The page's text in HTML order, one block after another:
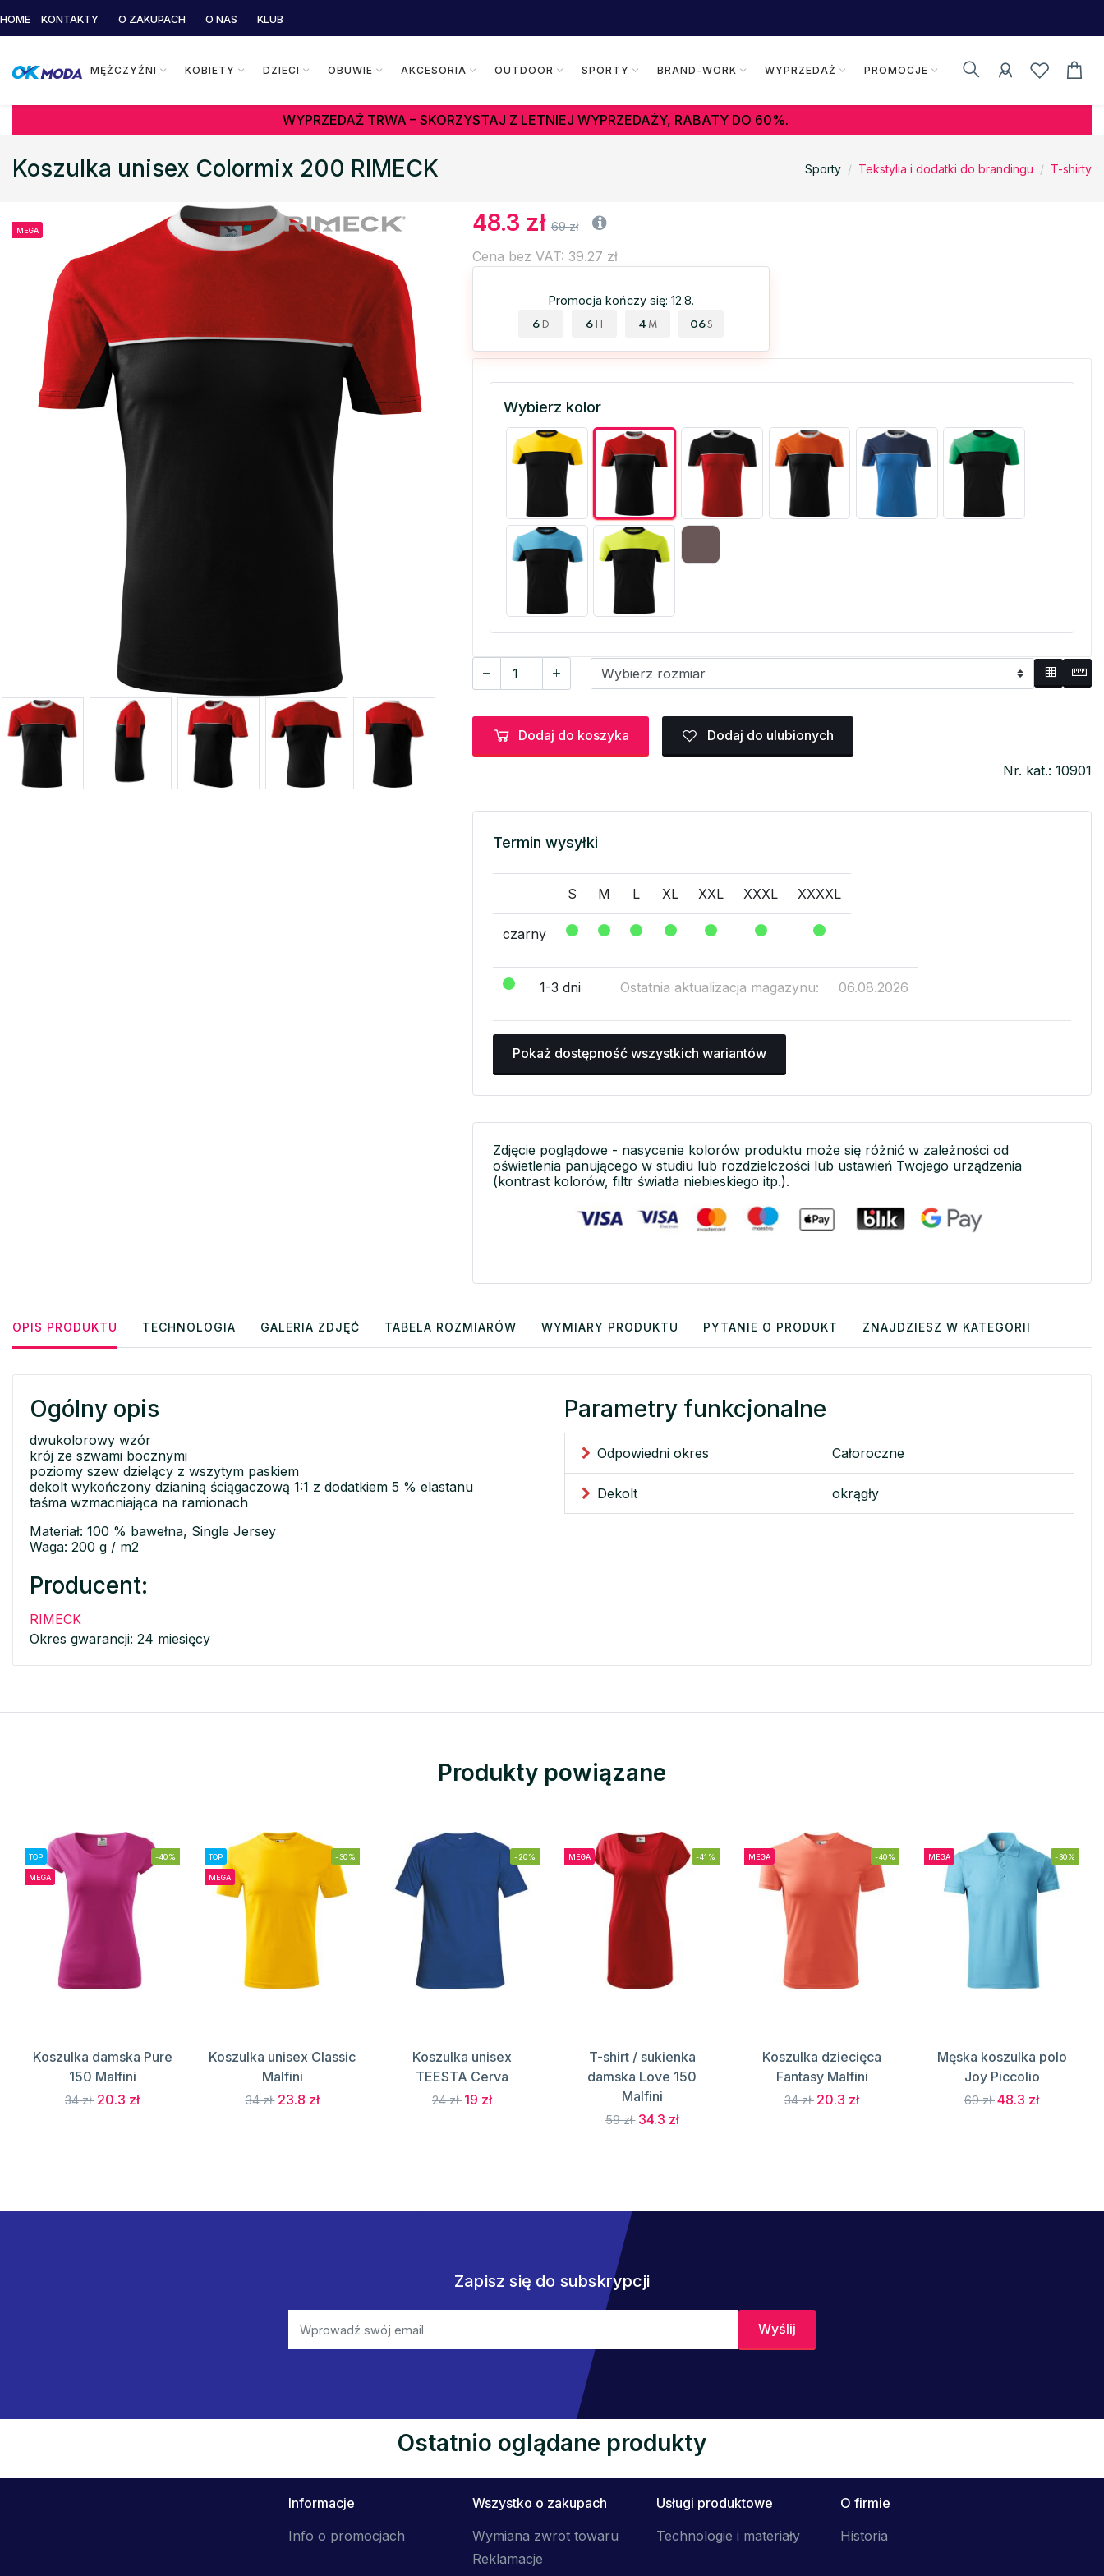
HOME KONTAKTY O ZAKUPACH O NAS KLUB
MĘŻCZYŹNI KOBIETY DZIECI OBUWIE AKCESORIA OUTDOOR SPORTY BRAND-WORK WYPRZEDAŻ PROMOCJE
WYPRZEDAŻ TRWA – SKORZYSTAJ Z LETNIEJ WYPRZEDAŻY, RABATY DO 60%.
Koszulka unisex Colormix 200 RIMECK Sporty Tekstylia i dodatki do brandingu T-shirty
MEGA 48.3 zł 69 zł
Cena bez VAT: 39.27 zł
Promocja kończy się: 12.8.
6 D 6 H 4 M 05 S
Wybierz kolor
Dodaj do koszyka Dodaj do ulubionych
Nr. kat.: 10901
Termin wysyłki
S M L XL XXL XXXL XXXXL
czarny
1-3 dni Ostatnia aktualizacja magazynu: 06.08.2026
Pokaż dostępność wszystkich wariantów
Zdjęcie poglądowe - nasycenie kolorów produktu może się różnić w zależności od
oświetlenia panującego w studiu lub rozdzielczości lub ustawień Twojego urządzenia
(kontrast kolorów, filtr światła niebieskiego itp.).
OPIS PRODUKTU TECHNOLOGIA GALERIA ZDJĘĆ TABELA ROZMIARÓW WYMIARY PRODUKTU PYTANIE O PRODUKT ZNAJDZIESZ W KATEGORII
Ogólny opis
dwukolorowy wzór
krój ze szwami bocznymi
poziomy szew dzielący z wszytym paskiem
dekolt wykończony dzianiną ściągaczową 1:1 z dodatkiem 5 % elastanu
taśma wzmacniająca na ramionach
Materiał: 100 % bawełna, Single Jersey
Waga: 200 g / m2
Producent:
RIMECK
Okres gwarancji: 24 miesięcy
Parametry funkcjonalne
Odpowiedni okres Całoroczne
Dekolt okrągły
Produkty powiązane
TOP
MEGA
-40%
Koszulka damska Pure
150 Malfini
34 zł 20.3 zł
TOP
MEGA
-30%
Koszulka unisex Classic
Malfini
34 zł 23.8 zł
-20%
Koszulka unisex
TEESTA Cerva
24 zł 19 zł
MEGA -41%
T-shirt / sukienka
damska Love 150
Malfini
59 zł 34.3 zł
MEGA -40%
Koszulka dziecięca
Fantasy Malfini
34 zł 20.3 zł
MEGA -30%
Męska koszulka polo
Joy Piccolio
69 zł48.3 zł
Zapisz się do subskrypcji
Ostatnio oglądane produkty
Informacje
Info o promocjach
Wszystko o zakupach
Wymiana zwrot towaru
Reklamacje
Usługi produktowe
Technologie i materiały
O firmie
Historia